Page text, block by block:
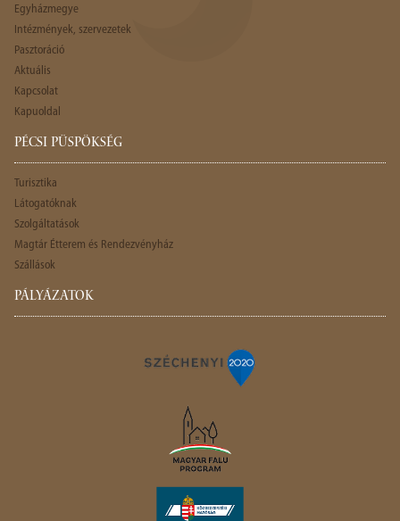
Egyházmegye
Intézmények, szervezetek
Pasztoráció
Aktuális
Kapcsolat
Kapuoldal
PÉCSI PÜSPÖKSÉG
Turisztika
Látogatóknak
Szolgáltatások
Magtár Étterem és Rendezvényház
Szállások
PÁLYÁZATOK